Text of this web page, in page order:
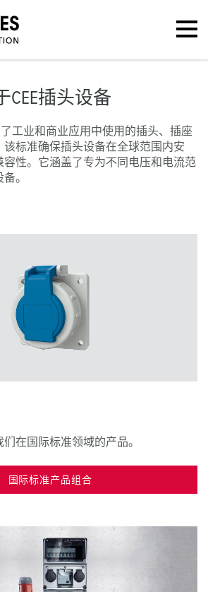
CEE插头设备
工业和商业应用中使用的插头、插座
标准确保插头设备在全球范围内安
容性。它涵盖了专为不同电压和电流范
。
在国际标准领域的产品。
国际标准产品组合